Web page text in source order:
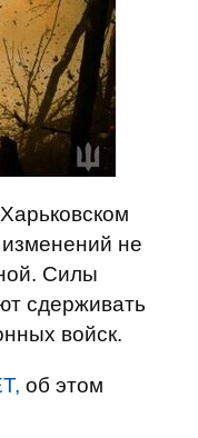
не
Силы
сдерживать
войск.
об этом